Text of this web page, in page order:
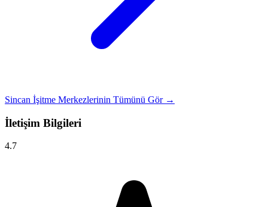
Sincan İşitme Merkezlerinin Tümünü Gör →
İletişim Bilgileri
4.7